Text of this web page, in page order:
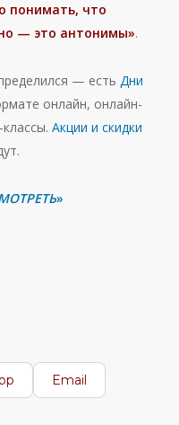
понимать, что
— это антонимы».
— есть Дни
онлайн, онлайн-
Акции и скидки
»
Email